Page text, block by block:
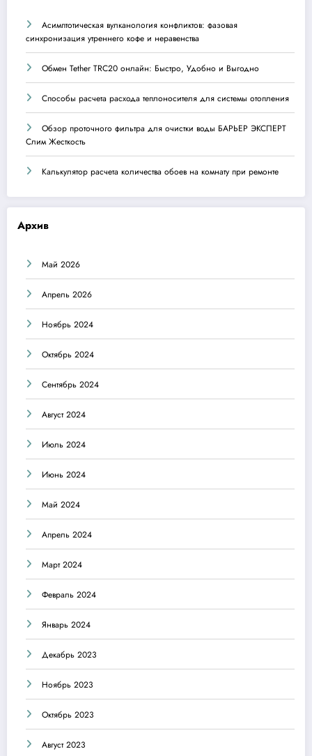
Асимптотическая вулканология конфликтов: фазовая
синхронизация утреннего кофе и неравенства
Обмен Tether TRC20 онлайн: Быстро, Удобно и Выгодно
Способы расчета расхода теплоносителя для системы отопления
Обзор проточного фильтра для очистки воды БАРЬЕР ЭКСПЕРТ
Слим Жесткость
Калькулятор расчета количества обоев на комнату при ремонте
Архив
Май 2026
Апрель 2026
Ноябрь 2024
Октябрь 2024
Сентябрь 2024
Август 2024
Июль 2024
Июнь 2024
Май 2024
Апрель 2024
Март 2024
Февраль 2024
Январь 2024
Декабрь 2023
Ноябрь 2023
Октябрь 2023
Август 2023